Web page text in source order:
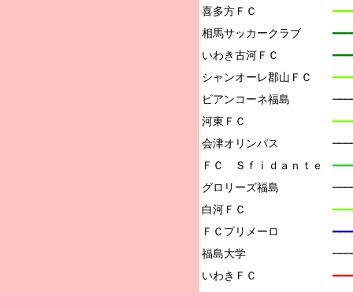
喜多方ＦＣ
相馬サッカークラブ
いわき古河ＦＣ
シャンオーレ郡山ＦＣ
ビアンコーネ福島
河東ＦＣ
会津オリンパス
ＦＣ　Ｓｆｉｄａｎｔｅ
グロリーズ福島
白河ＦＣ
ＦＣプリメーロ
福島大学